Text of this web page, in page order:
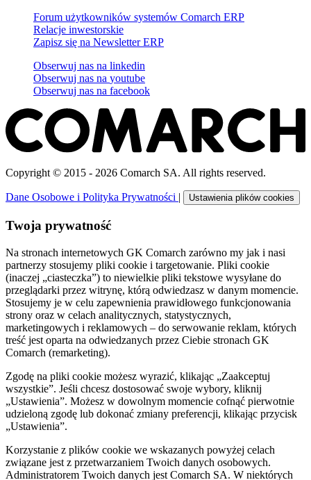
Forum użytkowników systemów Comarch ERP
Relacje inwestorskie
Zapisz się na Newsletter ERP
Obserwuj nas na linkedin
Obserwuj nas na youtube
Obserwuj nas na facebook
Copyright © 2015 - 2026 Comarch SA. All rights reserved.
Dane Osobowe i Polityka Prywatności | Ustawienia plików cookies
Twoja prywatność
Na stronach internetowych GK Comarch zarówno my jak i nasi
partnerzy stosujemy pliki cookie i targetowanie. Pliki cookie
(inaczej „ciasteczka”) to niewielkie pliki tekstowe wysyłane do
przeglądarki przez witrynę, którą odwiedzasz w danym momencie.
Stosujemy je w celu zapewnienia prawidłowego funkcjonowania
strony oraz w celach analitycznych, statystycznych,
marketingowych i reklamowych – do serwowanie reklam, których
treść jest oparta na odwiedzanych przez Ciebie stronach GK
Comarch (remarketing).
Zgodę na pliki cookie możesz wyrazić, klikając „Zaakceptuj
wszystkie”. Jeśli chcesz dostosować swoje wybory, kliknij
„Ustawienia”. Możesz w dowolnym momencie cofnąć pierwotnie
udzieloną zgodę lub dokonać zmiany preferencji, klikając przycisk
„Ustawienia”.
Korzystanie z plików cookie we wskazanych powyżej celach
związane jest z przetwarzaniem Twoich danych osobowych.
Administratorem Twoich danych jest Comarch SA. W niektórych